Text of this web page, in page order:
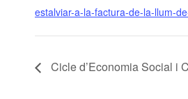
estalviar-a-la-factura-de-la-llum-
Cicle d’Economia Social i